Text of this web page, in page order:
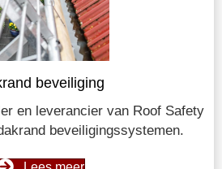
beveiliging
en leverancier van Roof Safety
beveiligingssystemen.